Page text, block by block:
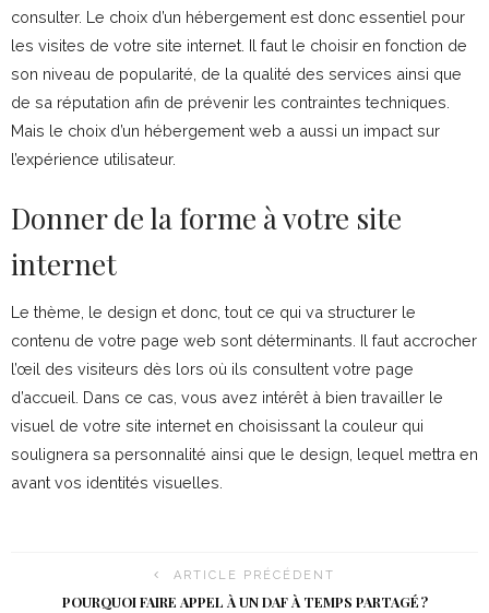
consulter. Le choix d’un hébergement est donc essentiel pour
les visites de votre site internet. Il faut le choisir en fonction de
son niveau de popularité, de la qualité des services ainsi que
de sa réputation afin de prévenir les contraintes techniques.
Mais le choix d’un hébergement web a aussi un impact sur
l’expérience utilisateur.
Donner de la forme à votre site
internet
Le thème, le design et donc, tout ce qui va structurer le
contenu de votre page web sont déterminants. Il faut accrocher
l’œil des visiteurs dès lors où ils consultent votre page
d’accueil. Dans ce cas, vous avez intérêt à bien travailler le
visuel de votre site internet en choisissant la couleur qui
soulignera sa personnalité ainsi que le design, lequel mettra en
avant vos identités visuelles.
ARTICLE PRÉCÉDENT
POURQUOI FAIRE APPEL À UN DAF À TEMPS PARTAGÉ ?